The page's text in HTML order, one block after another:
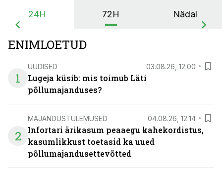
24H 72H Nädal
ENIMLOETUD
1
UUDISED 03.08.26, 12:00
Lugeja küsib: mis toimub Läti
põllumajanduses?
2
MAJANDUSTULEMUSED 04.08.26, 12:14
Infortari ärikasum peaaegu kahekordistus,
kasumlikkust toetasid ka uued
põllumajandusettevõtted